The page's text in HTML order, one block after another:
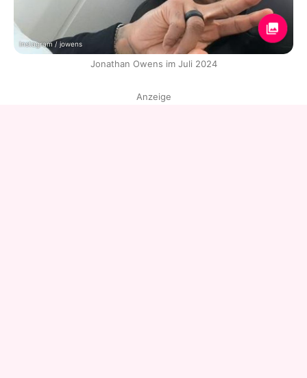
Instagram / jowens
Jonathan Owens im Juli 2024
Anzeige